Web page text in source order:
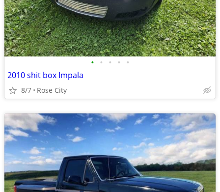
• • • • •
2010 shit box Impala
8/7 Rose City